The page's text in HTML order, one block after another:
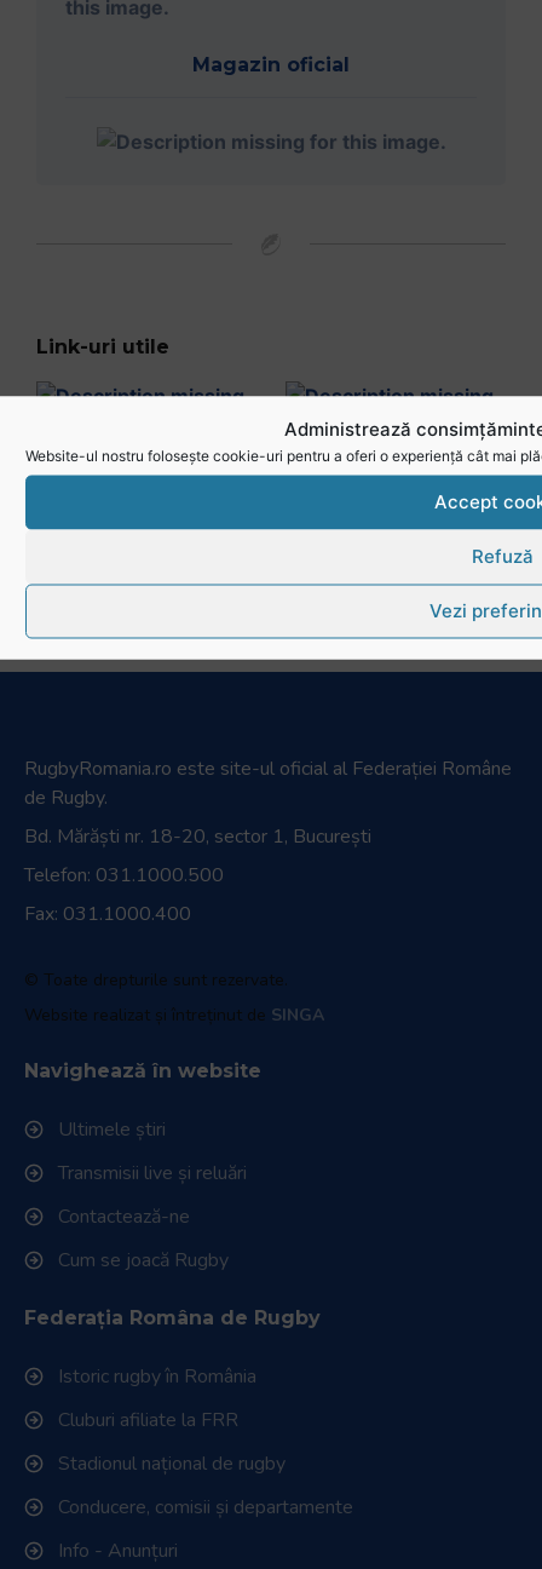
Administrează
Website-ul nostru folosește cookie-uri pentru a oferi o experiență cât mai
Accept
Refuză
Vezi
Magazin oficial
Link-uri utile
RugbyRomania.ro este site-ul oficial al Federației Române
de Rugby.
Bd. Mărăști nr. 18-20, sector 1, București
Telefon: 031.1000.500
Fax: 031.1000.400
© Toate drepturile sunt rezervate.
Website realizat și întreținut de SINGA
Navighează în website
Ultimele știri
Transmisii live și reluări
Contactează-ne
Cum se joacă Rugby
Federația Româna de Rugby
Istoric rugby în România
Cluburi afiliate la FRR
Stadionul național de rugby
Conducere, comisii și departamente
Info - Anunțuri